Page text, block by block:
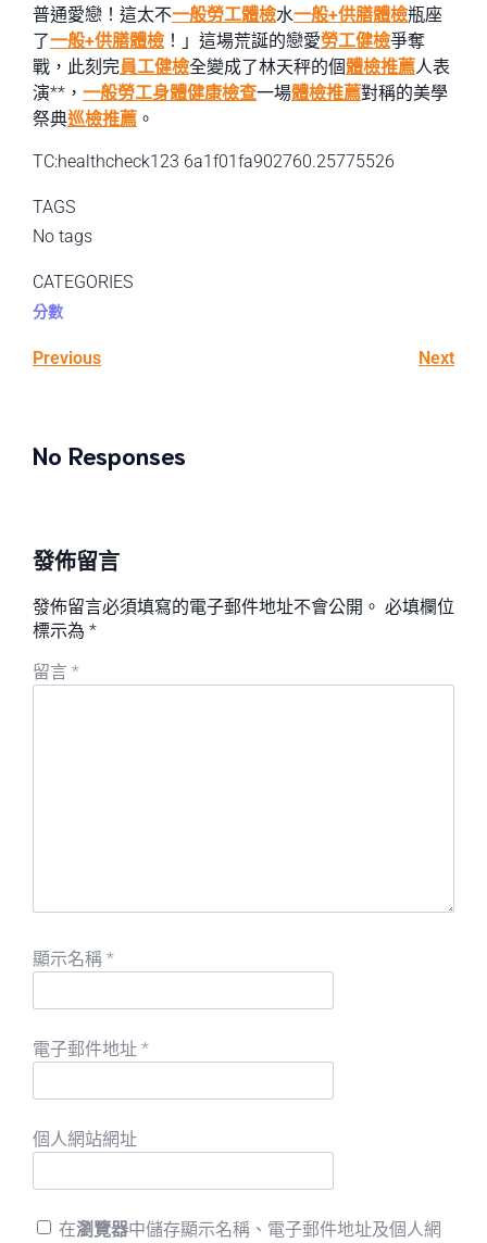
普通愛戀！這太不一般勞工體檢水一般+供膳體檢瓶座
了一般+供膳體檢 ！」這場荒誕的戀愛勞工健檢爭奪
戰，此刻完員工健檢全變成了林天秤的個體檢推薦人表
演**， 一般勞工身體健康檢查一場體檢推薦對稱的美學
祭典巡檢推薦 。
TC:healthcheck123 6a1f01fa902760.25775526
TAGS
No tags
CATEGORIES
分數
Previous Next
No Responses
發佈留言
發佈留言必須填寫的電子郵件地址不會公開。 必填欄位
標示為 *
留言 *
顯示名稱 *
電子郵件地址 *
個人網站網址
在瀏覽器中儲存顯示名稱、電子郵件地址及個人網